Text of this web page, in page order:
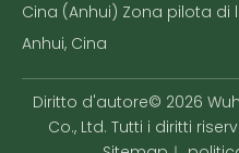
Cina (Anhui) Zona pilota
Anhui, Cina
Diritto d'autore© 2026
Co., Ltd. Tutti i diritti